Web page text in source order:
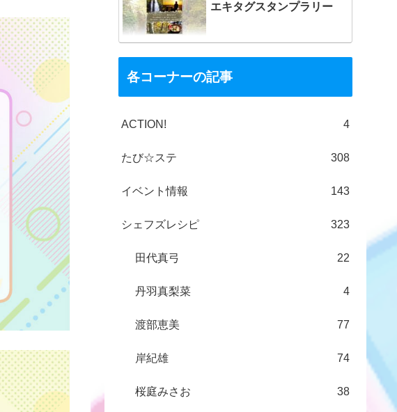
エキタグスタンプラリー
各コーナーの記事
ACTION! 4
たび☆ステ 308
イベント情報 143
シェフズレシピ 323
田代真弓 22
丹羽真梨菜 4
渡部恵美 77
岸紀雄 74
桜庭みさお 38